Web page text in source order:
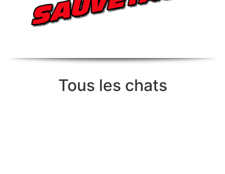
Tous les chats